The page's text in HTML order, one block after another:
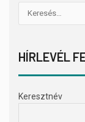
HÍRLEVÉL
Keresztnév